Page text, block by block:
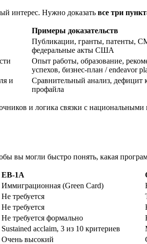
интерес. Нужно доказатьвсе три
Примеры доказательств
Публикации, гранты, патенты,
федеральные акты США
Опыт работы, образование,
успехов, бизнес-план / endeavor
и
Сравнительный анализ, дефицит
профайла
и логика связки с
могли быстро понять, какая
EB-1A
Иммиграционная (Green Card)
Не требуется
Не требуется
Не требуется формально
Sustained acclaim, 3 из 10 критериев
Очень высокий